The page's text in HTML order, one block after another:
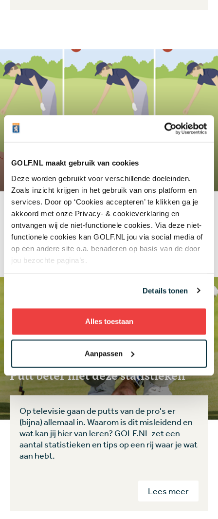
GOLF.NL maakt gebruik van cookies
Deze worden gebruikt voor verschillende doeleinden.
Zoals inzicht krijgen in het gebruik van ons platform en
services. Door op ‘Cookies accepteren’ te klikken ga je
akkoord met onze Privacy- & cookieverklaring en
ontvangen wij de niet-functionele cookies. Via deze niet-
functionele cookies kan GOLF.NL jou via social media of
op een andere site o.a. benaderen op basis van de door
jou bezochte pagina’s.
Details tonen
Alles toestaan
Aanpassen
Zelf Golfen
Regelquiz: test je kennis van de golfregels!
Lees meer
Putt beter met deze statistieken
Op televisie gaan de putts van de pro's er
(bijna) allemaal in. Waarom is dit misleidend en
wat kan jij hier van leren? GOLF.NL zet een
aantal statistieken en tips op een rij waar je wat
aan hebt.
Lees meer